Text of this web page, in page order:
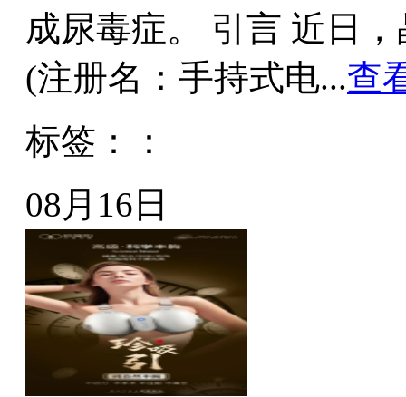
成尿毒症。 引言 近日
(注册名：手持式电...查
标签：：
08月16日